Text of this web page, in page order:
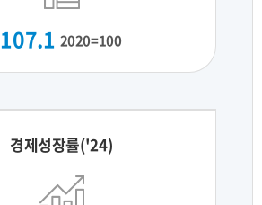
107.1 2020=100
경제성장률('24)